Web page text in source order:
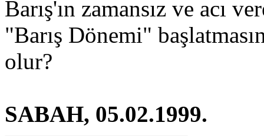
Barış'ın zamansız ve acı
"Barış Dönemi"
olur?
SABAH, 05.02.1999.